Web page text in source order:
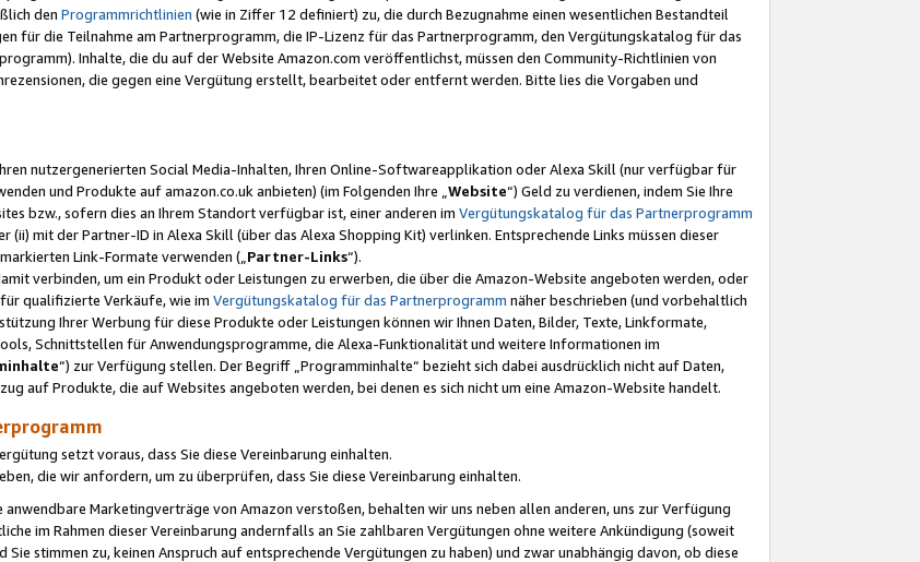
den Programmrichtlinien (wie in Ziffer 12 definiert) zu, die durch Bezugnahme einen wesentlichen Bestandteil
für die Teilnahme am Partnerprogramm, die IP-Lizenz für das Partnerprogramm, den Vergütungskatalog für das
Inhalte, die du auf der Website Amazon.com veröffentlichst, müssen den Community-Richtlinien von
die gegen eine Vergütung erstellt, bearbeitet oder entfernt werden. Bitte lies die Vorgaben und
nutzergenerierten Social Media-Inhalten, Ihren Online-Softwareapplikation oder Alexa Skill (nur verfügbar für
und Produkte auf amazon.co.uk anbieten) (im Folgenden Ihre „ Website“) Geld zu verdienen, indem Sie Ihre
bzw., sofern dies an Ihrem Standort verfügbar ist, einer anderen im Vergütungskatalog für das Partnerprogramm
(ii) mit der Partner-ID in Alexa Skill (über das Alexa Shopping Kit) verlinken. Entsprechende Links müssen dieser
Link-Formate verwenden („ Partner-Links“).
verbinden, um ein Produkt oder Leistungen zu erwerben, die über die Amazon-Website angeboten werden, oder
qualifizierte Verkäufe, wie im Vergütungskatalog für das Partnerprogramm näher beschrieben (und vorbehaltlich
Ihrer Werbung für diese Produkte oder Leistungen können wir Ihnen Daten, Bilder, Texte, Linkformate,
Schnittstellen für Anwendungsprogramme, die Alexa-Funktionalität und weitere Informationen im
“) zur Verfügung stellen. Der Begriff „Programminhalte“ bezieht sich dabei ausdrücklich nicht auf Daten,
auf Produkte, die auf Websites angeboten werden, bei denen es sich nicht um eine Amazon-Website handelt.
setzt voraus, dass Sie diese Vereinbarung einhalten.
die wir anfordern, um zu überprüfen, dass Sie diese Vereinbarung einhalten.
anwendbare Marketingverträge von Amazon verstoßen, behalten wir uns neben allen anderen, uns zur Verfügung
im Rahmen dieser Vereinbarung andernfalls an Sie zahlbaren Vergütungen ohne weitere Ankündigung (soweit
stimmen zu, keinen Anspruch auf entsprechende Vergütungen zu haben) und zwar unabhängig davon, ob diese